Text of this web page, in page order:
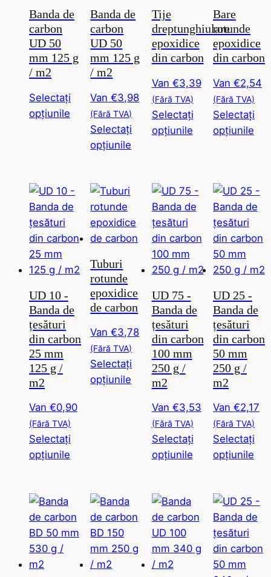
Banda de
carbon
UD 50
mm 125 g
/ m2
Selectați
opțiunile Acest
produs
variante.
Această
opțiune
poate
selectată
pagina
produsului
Banda de
carbon
UD 50
mm 125 g
/ m2
Van €3,98
(Fără TVA)
Selectați
opțiunile
multe
variante.
Această
opțiune
poate
selectată
pe
pagina
produsului
Tije
dreptunghiulare
epoxidice
din carbon
Van €3,39
(Fără TVA)
Selectați
opțiunileAcest
multe
variante.
Această
opțiune
poate
fi
pagina
produsului
Bare
rotunde
epoxidice
din carbon
Van €2,54
(Fără TVA)
Selectați
opțiunile
fi
UD 10 -
Banda de
țesături
din carbon
25 mm
125 g /
m2
Van €0,90
(Fără TVA)
Selectați
opțiunile
multe
variante.
Această
opțiune
Tuburi
rotunde
epoxidice
de carbon
Van €3,78
(Fără TVA)
Selectați
opțiunile Acest
multe
variante.
poate
fi
selectată
pe
pagina
UD 75 -
Banda de
țesături
din carbon
100 mm
250 g /
m2
Van €3,53
(Fără TVA)
Selectați
opțiunileAcest
multe
variante.
Această
opțiune
UD 25 -
Banda de
țesături
din carbon
50 mm
250 g /
m2
Van €2,17
(Fără TVA)
Selectați
opțiunile
mai